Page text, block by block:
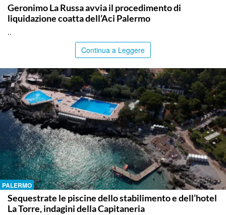
Geronimo La Russa avvia il procedimento di
liquidazione coatta dell’Aci Palermo
..
Continua a Leggere
PALERMO
Sequestrate le piscine dello stabilimento e dell’hotel
La Torre, indagini della Capitaneria